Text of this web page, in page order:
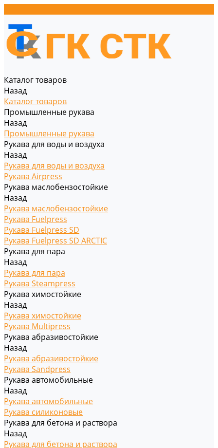
Каталог товаров
Назад
Каталог товаров
Промышленные рукава
Назад
Промышленные рукава
Рукава для воды и воздуха
Назад
Рукава для воды и воздуха
Рукава Airpress
Рукава маслобензостойкие
Назад
Рукава маслобензостойкие
Рукава Fuelpress
Рукава Fuelpress SD
Рукава Fuelpress SD ARCTIC
Рукава для пара
Назад
Рукава для пара
Рукава Steampress
Рукава химостойкие
Назад
Рукава химостойкие
Рукава Multipress
Рукава абразивостойкие
Назад
Рукава абразивостойкие
Рукава Sandpress
Рукава автомобильные
Назад
Рукава автомобильные
Рукава силиконовые
Рукава для бетона и раствора
Назад
Рукава для бетона и раствора